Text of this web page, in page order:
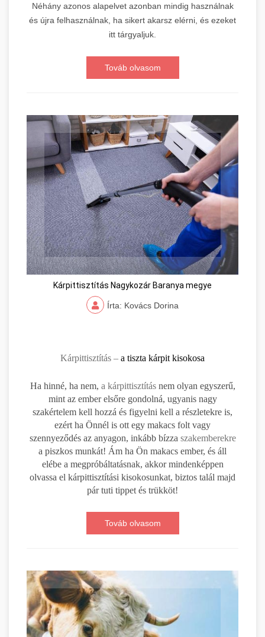
Néhány azonos alapelvet azonban mindig használnak
és újra felhasználnak, ha sikert akarsz elérni, és ezeket
itt tárgyaljuk.
Továb olvasom
Kárpittisztítás Nagykozár Baranya megye
Írta: Kovács Dorina
Kárpittisztítás – a tiszta kárpit kisokosa
Ha hinné, ha nem, a kárpittisztításnem olyan egyszerű,
mint az ember elsőre gondolná, ugyanis nagy
szakértelem kell hozzá és figyelni kell a részletekre is,
ezért ha Önnél is ott egy makacs folt vagy
szennyeződés az anyagon, inkább bízza szakemberekre
a piszkos munkát! Ám ha Ön makacs ember, és áll
elébe a megpróbáltatásnak, akkor mindenképpen
olvassa el kárpittisztítási kisokosunkat, biztos talál majd
pár tuti tippet és trükköt!
Továb olvasom